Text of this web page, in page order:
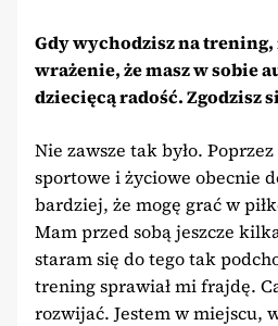
Gdy wychodzisz na trening,
wrażenie, że masz w sobie
dziecięcą radość. Zgodzisz
Nie zawsze tak było.
sportowe i życiowe obecnie
bardziej, że mogę grać w
Mam przed sobą jeszcze
staram się do tego tak
trening sprawiał mi frajdę.
rozwijać. Jestem w miejscu,